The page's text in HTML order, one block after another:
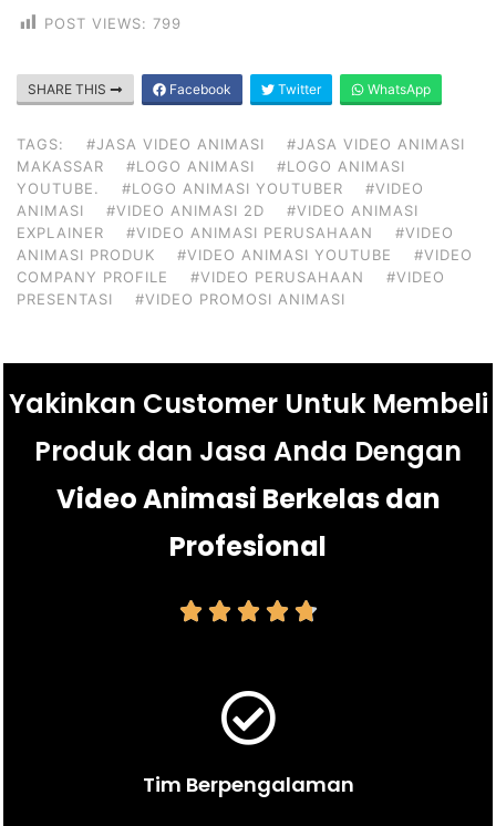
POST VIEWS: 799
SHARE THIS Facebook Twitter WhatsApp
TAGS: #JASA VIDEO ANIMASI
#JASA VIDEO ANIMASI
MAKASSAR
#LOGO ANIMASI
#LOGO ANIMASI
YOUTUBE.
#LOGO ANIMASI YOUTUBER
#VIDEO
ANIMASI
#VIDEO ANIMASI 2D
#VIDEO ANIMASI
EXPLAINER
#VIDEO ANIMASI PERUSAHAAN
#VIDEO
ANIMASI PRODUK
#VIDEO ANIMASI YOUTUBE
#VIDEO
COMPANY PROFILE
#VIDEO PERUSAHAAN
#VIDEO
PRESENTASI
#VIDEO PROMOSI ANIMASI
Yakinkan Customer Untuk Membeli
Produk dan Jasa Anda Dengan
Video Animasi Berkelas dan
Profesional
    
Tim Berpengalaman